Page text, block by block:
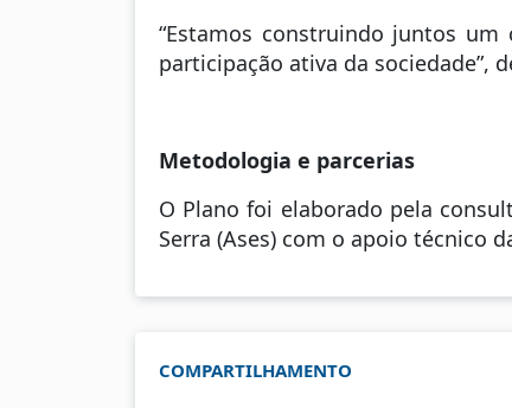
“Estamos construindo juntos
participação ativa da sociedade”,
Metodologia e parcerias
O Plano foi elaborado pela
Serra (Ases) com o apoio técnico
COMPARTILHAMENTO